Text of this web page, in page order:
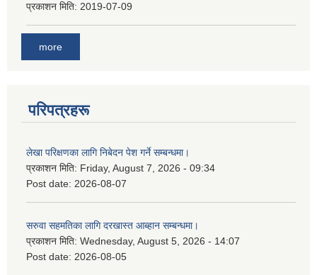
प्रकाशन मिति: 2019-07-09
more
परिपत्रहरू
लेखा परिक्षणका लागि निबेदन पेश गर्ने सम्बन्धमा।
प्रकाशन मिति: Friday, August 7, 2026 - 09:34
Post date: 2026-08-07
सरुवा सहमतिका लागि दरखास्त आब्हान सम्बन्धमा।
प्रकाशन मिति: Wednesday, August 5, 2026 - 14:07
Post date: 2026-08-05